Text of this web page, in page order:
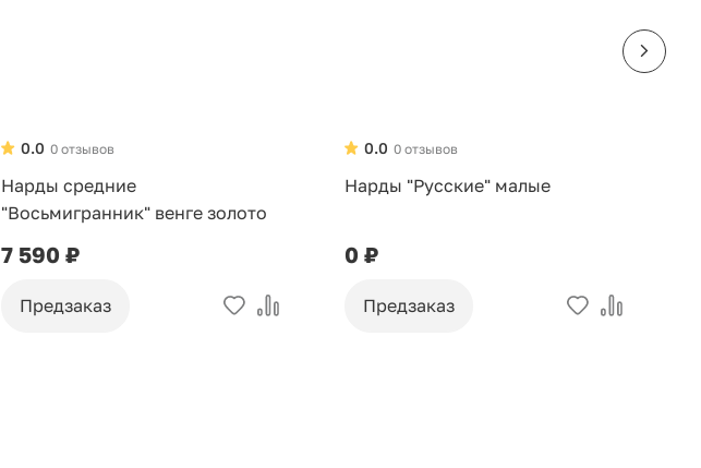
0 отзывов
0.0
Нарды средние
"Восьмигранник" венге золото
7 590 ₽
Предзаказ
0 отзывов
0.0
Нарды "Русские" малые
0 ₽
Предзаказ